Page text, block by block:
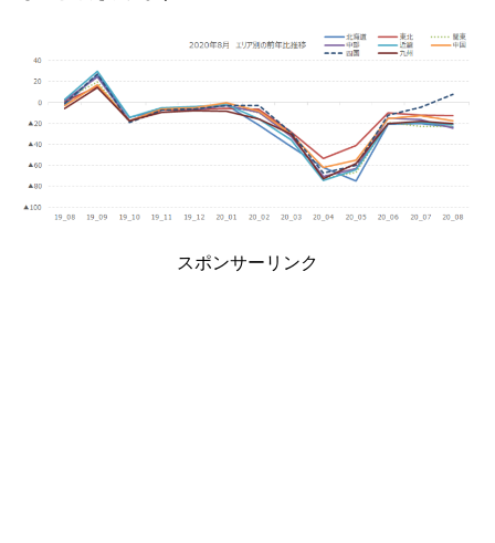
スポンサーリンク